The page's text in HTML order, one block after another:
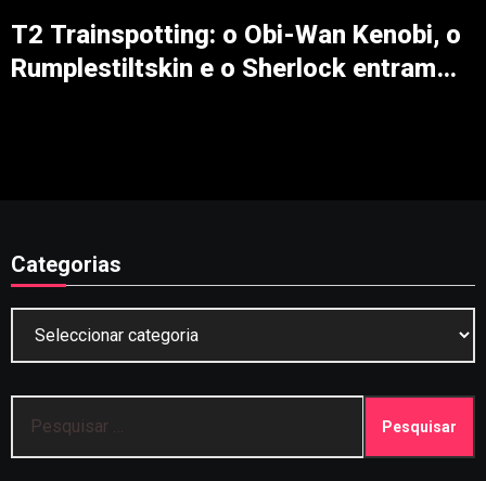
T2 Trainspotting: o Obi-Wan Kenobi, o
Rumplestiltskin e o Sherlock entram
Categorias
por: